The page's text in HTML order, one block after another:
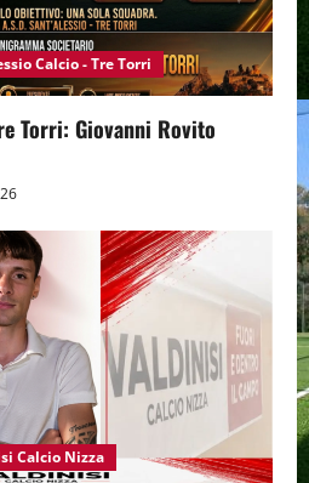
Calcio - Tre Torri
Torri: Giovanni Rovito
Calcio Nizza